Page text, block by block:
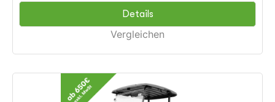
Details
Vergleichen